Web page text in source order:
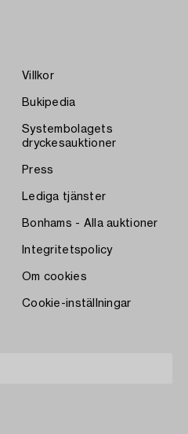
Villkor
Bukipedia
Systembolagets
dryckesauktioner
Press
Lediga tjänster
Bonhams - Alla auktioner
Integritetspolicy
Om cookies
Cookie-inställningar